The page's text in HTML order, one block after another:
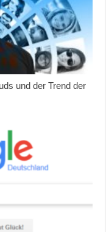
und der Trend der